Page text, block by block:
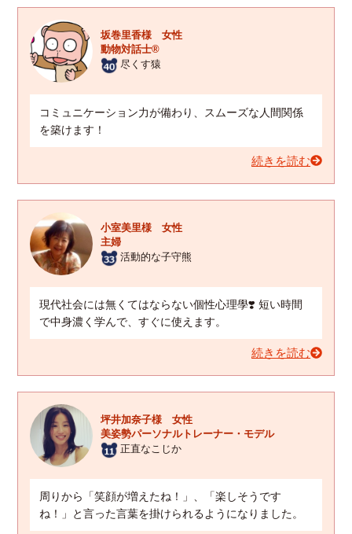
坂巻里香様 女性
動物対話士®
尽くす猿
コミュニケーション力が備わり、スムーズな人間関係
を築けます！
続きを読む
小室美里様 女性
主婦
活動的な子守熊
現代社会には無くてはならない個性心理學❣️ 短い時間
で中身濃く学んで、すぐに使えます。
続きを読む
坪井加奈子様 女性
美姿勢パーソナルトレーナー・モデル
正直なこじか
周りから「笑顔が増えたね！」、「楽しそうです
ね！」と言った言葉を掛けられるようになりました。